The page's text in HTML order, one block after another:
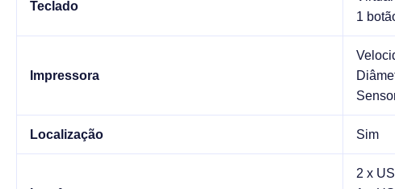
Teclado
1
Impressora
Localização Sim
2 x